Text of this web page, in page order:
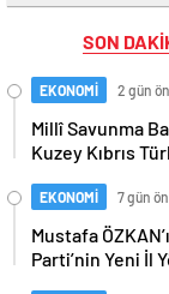
SON
EKONOMİ 2 gün
Millî Savunma
Kuzey Kıbrıs
ile Bir Araya
EKONOMİ 7 gün
Mustafa
Parti’nin Yeni İl